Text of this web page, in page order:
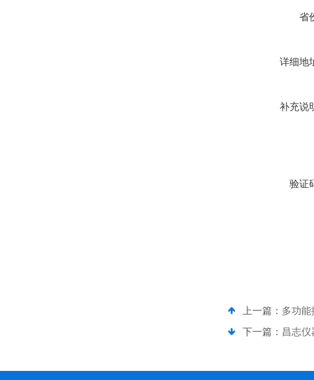
省
详细地
补充说
验证
上一篇： 多功能
下一篇： 昌志仪